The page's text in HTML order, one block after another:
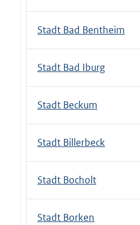
Stadt Bad Bentheim
Stadt Bad Iburg
Stadt Beckum
Stadt Billerbeck
Stadt Bocholt
Stadt Borken